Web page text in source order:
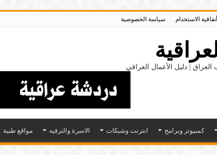
أتفاقية الاستخدام سياسة الخصوصية
| دليل الأعمال العراقي
كمبيوتر وبرامج انترنت وشبكات الاسرة والترفيه مواقع طبية